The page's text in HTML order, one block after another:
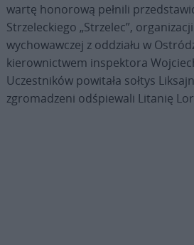
wartę honorową pełnili
Strzeleckiego „Strzelec”,
wychowawczej z oddziału w
kierownictwem inspektora
Uczestników powitała sołtys
zgromadzeni odśpiewali Litanię